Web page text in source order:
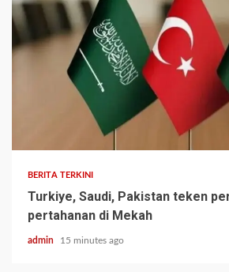
BERITA TERKINI
Turkiye, Saudi, Pakistan teken
pertahanan di Mekah
admin 15 minutes ago